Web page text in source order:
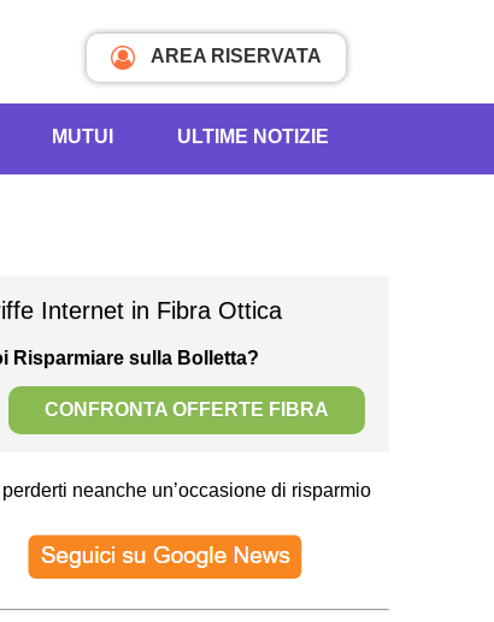
AREA RISERVATA
MUTUI ULTIME NOTIZIE
Internet in Fibra Ottica
Risparmiare sulla Bolletta?
CONFRONTA OFFERTE FIBRA
neanche un’occasione di risparmio